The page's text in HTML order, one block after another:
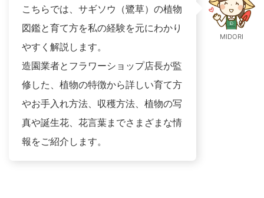
こちらでは、サギソウ（鷺草）の植物
図鑑と育て方を私の経験を元にわかり
やすく解説します。
造園業者とフラワーショップ店長が監
修した、植物の特徴から詳しい育て方
やお手入れ方法、収穫方法、植物の写
真や誕生花、花言葉までさまざまな情
報をご紹介します。
MIDORI